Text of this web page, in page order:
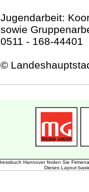
Jugendarbeit:
sowie
0511 - 168-44401
©
Hannover finden Sie
Dieses Layout